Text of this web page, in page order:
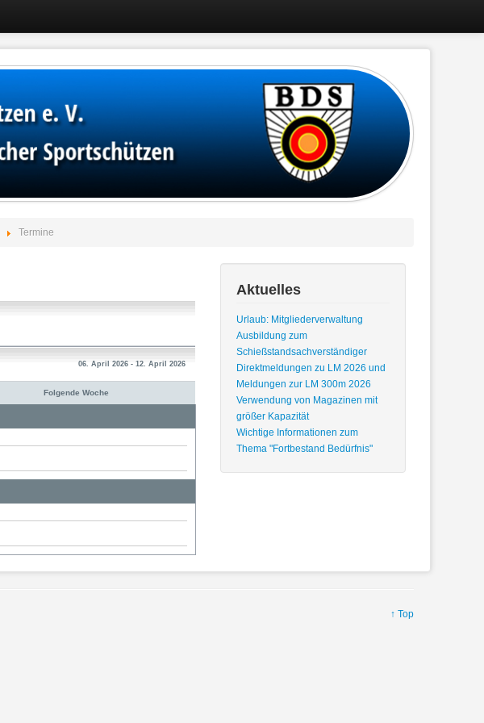
Termine
06. April 2026 - 12. April 2026
Folgende Woche
Aktuelles
Urlaub: Mitgliederverwaltung
Ausbildung zum
Schießstandsachverständiger
Direktmeldungen zu LM 2026 und
Meldungen zur LM 300m 2026
Verwendung von Magazinen mit
größer Kapazität
Wichtige Informationen zum
Thema "Fortbestand Bedürfnis"
↑ Top